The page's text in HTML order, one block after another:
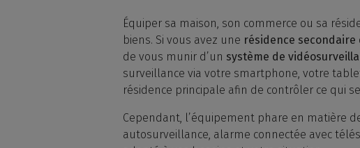
Équiper sa maison, son commerce ou sa
biens. Si vous avez une résidence secondaire
de vous munir d’un système de
surveillance via votre smartphone, votre
résidence principale afin de contrôler ce qui
Cependant, l’équipement phare en matière
autosurveillance, alarme connectée avec